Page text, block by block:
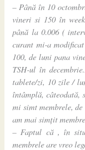
– Până în 10
vineri si 150 în
până la 0.006 (
curant mi-a
100, de luni pana
TSH-ul în
tablete/zi, 10 zile /
întâmplă, câteodată,
mi simt membrele,
am mai simțit
– Faptul că , în
membrele are vreo